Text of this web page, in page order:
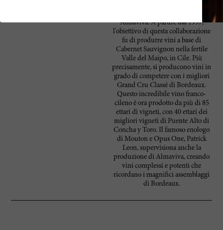
Almaviva. A partire dal 1997,
l'obiettivo di questa collaborazione
fu di produrre vini a base di
Cabernet Sauvignon nella fertile
Valle del Maipo, in Cile. Più
precisamente, si producono vini in
grado di competere con i migliori
Grand Cru Classé di Bordeaux.
Questo incredibile vino franco-
cileno è ora prodotto da più di 85
ettari di vigneti, con 40 ettari dei
migliori vigneti di Puente Alto di
Concha y Toro. Il famoso enologo
di Mouton e Opus One, Patrick
Leon, supervisiona anche la
produzione di Almaviva, creando
vini complessi e potenti che
ricordano i magnifici assemblaggi
di Bordeaux.